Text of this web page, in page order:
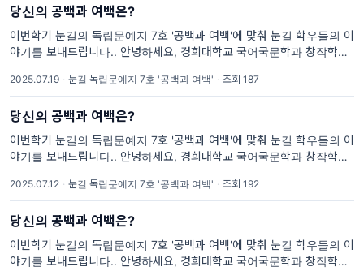
당신의 공백과 여백은?
이번학기 눈길의 독립문예지 7호 '공백과 여백'에 맞춰 눈길 학우들의 이
야기를 보내드립니다.. 안녕하세요, 경희대학교 국어국문학과 창작학회
들을 출판으로 아름답게 피워내기를 바라며 매학기 독립문예지를
2025.07.19 · 눈길 독립문예지 7호 '공백과 여백' · 조회 187
당신의 공백과 여백은?
이번학기 눈길의 독립문예지 7호 '공백과 여백'에 맞춰 눈길 학우들의 이
야기를 보내드립니다.. 안녕하세요, 경희대학교 국어국문학과 창작학회
들을 출판으로 아름답게 피워내기를 바라며 매학기 독립문예지를
2025.07.12 · 눈길 독립문예지 7호 '공백과 여백' · 조회 192
당신의 공백과 여백은?
이번학기 눈길의 독립문예지 7호 '공백과 여백'에 맞춰 눈길 학우들의 이
야기를 보내드립니다.. 안녕하세요, 경희대학교 국어국문학과 창작학회